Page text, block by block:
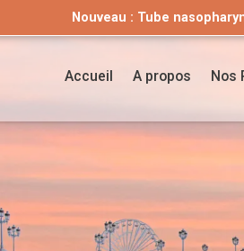
Nouveau : Tube
Accueil A propos Nos